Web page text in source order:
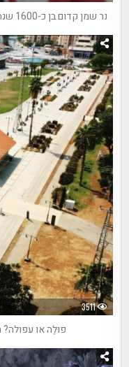
נר שמן קדום בן כ-1600 שנה התגלה במהלך טיול שנתי למעלה עקרבים
3511
פוּלֶה או